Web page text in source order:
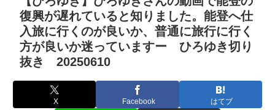
復興が遅れていると知りました。能登へ仕
入旅に行くのが良いか、普通に旅行に行く
方が良いか迷っていますー ひろゆき切り
抜き 20250610
X Facebook はてブ